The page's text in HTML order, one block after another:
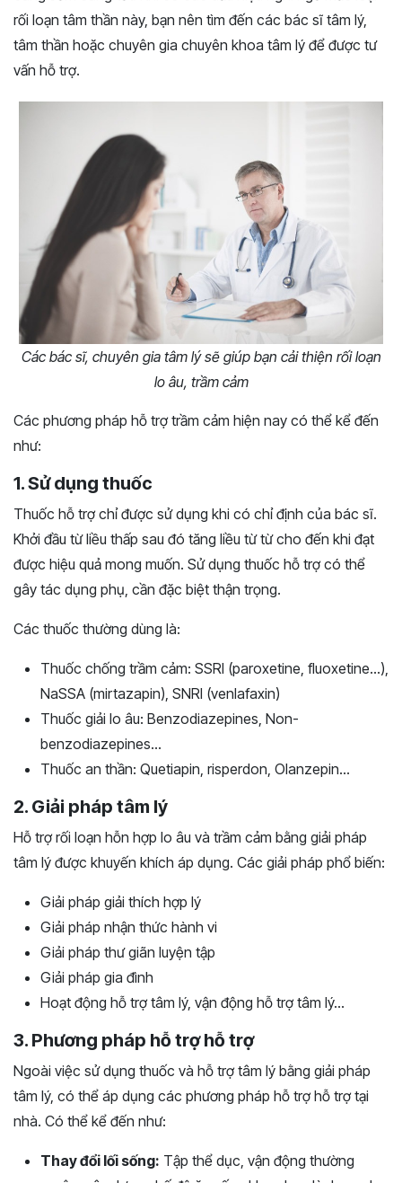
rối loạn tâm thần này, bạn nên tìm đến các bác sĩ tâm lý,
tâm thần hoặc chuyên gia chuyên khoa tâm lý để được tư
vấn hỗ trợ.
Các bác sĩ, chuyên gia tâm lý sẽ giúp bạn cải thiện rối loạn
lo âu, trầm cảm
Các phương pháp hỗ trợ trầm cảm hiện nay có thể kể đến
như:
1. Sử dụng thuốc
Thuốc hỗ trợ chỉ được sử dụng khi có chỉ định của bác sĩ.
Khởi đầu từ liều thấp sau đó tăng liều từ từ cho đến khi đạt
được hiệu quả mong muốn. Sử dụng thuốc hỗ trợ có thể
gây tác dụng phụ, cần đặc biệt thận trọng.
Các thuốc thường dùng là:
Thuốc chống trầm cảm: SSRI (paroxetine, fluoxetine…),
NaSSA (mirtazapin), SNRI (venlafaxin)
Thuốc giải lo âu: Benzodiazepines, Non-
benzodiazepines…
Thuốc an thần: Quetiapin, risperdon, Olanzepin…
2. Giải pháp tâm lý
Hỗ trợ rối loạn hỗn hợp lo âu và trầm cảm bằng giải pháp
tâm lý được khuyến khích áp dụng. Các giải pháp phổ biến:
Giải pháp giải thích hợp lý
Giải pháp nhận thức hành vi
Giải pháp thư giãn luyện tập
Giải pháp gia đình
Hoạt động hỗ trợ tâm lý, vận động hỗ trợ tâm lý…
3. Phương pháp hỗ trợ hỗ trợ
Ngoài việc sử dụng thuốc và hỗ trợ tâm lý bằng giải pháp
tâm lý, có thể áp dụng các phương pháp hỗ trợ hỗ trợ tại
nhà. Có thể kể đến như:
Thay đổi lối sống: Tập thể dục, vận động thường